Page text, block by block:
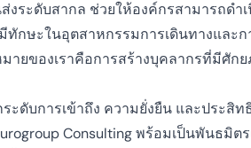
ะดับสากล ช่วยให้องค์กรสามารถดำ
กษะในอุตสาหกรรมการเดินทางและ
ยของเราคือการสร้างบุคลากรที่มีศั
ดับการเข้าถึง ความยั่งยืน และประสิ
Consulting พร้อมเป็นพันธ